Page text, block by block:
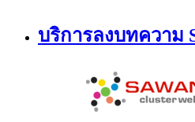
บริการลงบทความ